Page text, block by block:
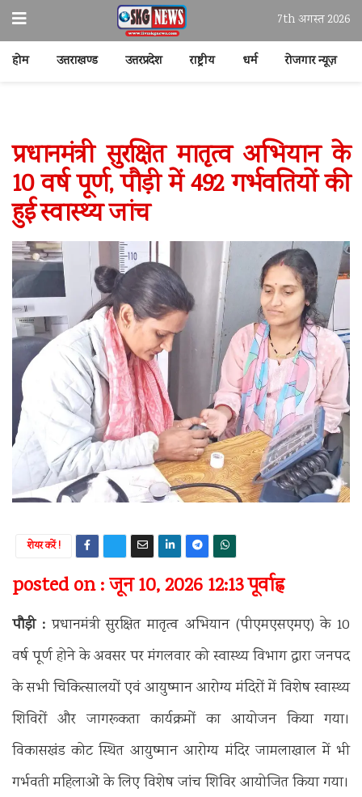
7th अगस्त 2026
होम उत्तराखण्ड उत्तरप्रदेश राष्ट्रीय धर्म रोजगार न्यूज़
प्रधानमंत्री सुरक्षित मातृत्व अभियान के
10 वर्ष पूर्ण, पौड़ी में 492 गर्भवतियों की
हुई स्वास्थ्य जांच
शेयर करें !
posted on : जून 10, 2026 12:13 पूर्वाह्न
पौड़ी :प्रधानमंत्री सुरक्षित मातृत्व अभियान (पीएमएसएमए) के 10
वर्ष पूर्ण होने के अवसर पर मंगलवार को स्वास्थ्य विभाग द्वारा जनपद
के सभी चिकित्सालयों एवं आयुष्मान आरोग्य मंदिरों में विशेष स्वास्थ्य
शिविरों और जागरूकता कार्यक्रमों का आयोजन किया गया।
विकासखंड कोट स्थित आयुष्मान आरोग्य मंदिर जामलाखाल में भी
गर्भवती महिलाओं के लिए विशेष जांच शिविर आयोजित किया गया।